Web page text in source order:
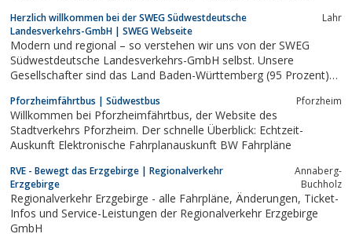
Herzlich willkommen bei der SWEG Südwestdeutsche
Landesverkehrs-GmbH | SWEG Webseite
Lahr
Modern und regional – so verstehen wir uns von der SWEG
Südwestdeutsche Landesverkehrs-GmbH selbst. Unsere
Gesellschafter sind das Land Baden-Württemberg (95 Prozent)
2, 5 Prozent). Unser Unternehmenssitz und unsere
Hauptverwaltung befinden sich in Lahr im...
Pforzheimfährtbus | Südwestbus Pforzheim
Willkommen bei Pforzheimfährtbus, der Website des
Stadtverkehrs Pforzheim. Der schnelle Überblick: Echtzeit-
Auskunft Elektronische Fahrplanauskunft BW Fahrpläne
RVE - Bewegt das Erzgebirge | Regionalverkehr
Erzgebirge
Annaberg-
Buchholz
Regionalverkehr Erzgebirge - alle Fahrpläne, Änderungen, Ticket-
Infos und Service-Leistungen der Regionalverkehr Erzgebirge
GmbH